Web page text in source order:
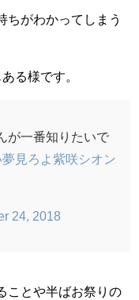
ちがわかってしまう
る様です。
が一番知りたいで
見ろよ紫咲シオン
24, 2018
ことや半ばお祭りの